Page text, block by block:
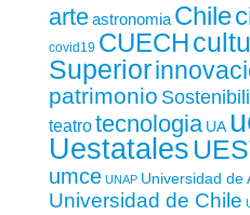
arteastronomia Chile
covid19 CUECH
Superior
patrimonio
teatrotecnologia UA
Uestatales
umce UNAP Universidad de
Universidad de Chile